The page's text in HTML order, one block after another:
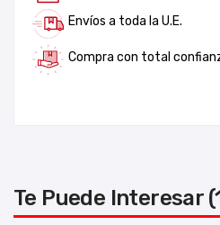
Envíos a toda la U.E.
Compra con total
Te Puede Interesar